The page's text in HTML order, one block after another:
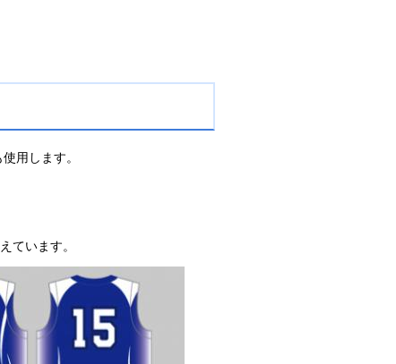
用します。
ています。